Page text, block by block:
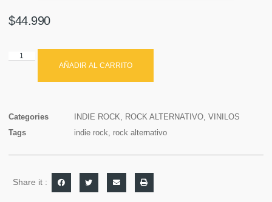
$44.990
AÑADIR AL CARRITO
Categories INDIE ROCK, ROCK ALTERNATIVO, VINILOS
Tags
indie rock, rock alternativo
Share it :